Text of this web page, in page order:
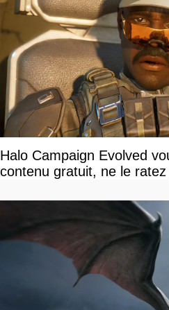
Halo Campaign Evolved
contenu gratuit, ne le